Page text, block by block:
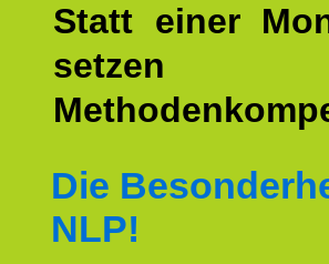
Statt einer
Die
NLP!